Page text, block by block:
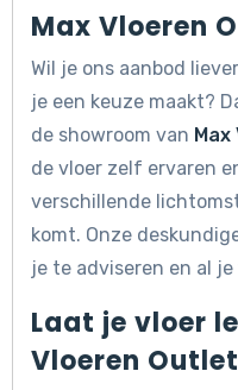
Max Vloeren
Wil je ons aanbod
je een keuze maakt?
de showroom van
de vloer zelf ervaren
verschillende
komt. Onze
je te adviseren en al
Laat je vloer
Vloeren